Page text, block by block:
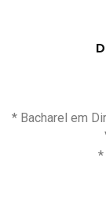
* Bacharel em
*